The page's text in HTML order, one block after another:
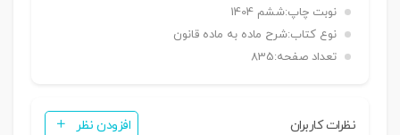
نوبت چاپ:ششم 1404
نوع کتاب:شرح ماده به ماده قانون
تعداد صفحه:835
نظرات کاربران افزودن نظر